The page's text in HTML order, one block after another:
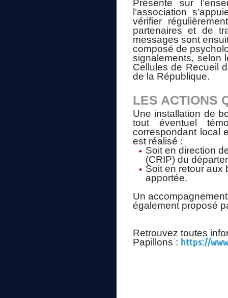
Présente sur
l’association
vérifier
partenaires et de
messages sont
composé de
signalements, selon
Cellules de Recueil
de la République.
LES ACTIONS
Une installation de
tout éventuel
correspondant local
est réalisé :
Soit en direction
(CRIP) du
Soit en retour aux
apportée.
Un
également proposé
Retrouvez toutes
Papillons : https://